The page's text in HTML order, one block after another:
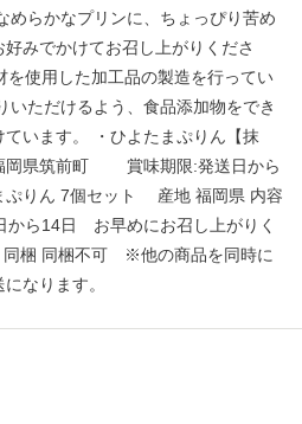
めらかなプリンに、ちょっぴり苦め
みでかけてお召し上がりくださ
を使用した加工品の製造を行ってい
いただけるよう、食品添加物をでき
います。 ・ひよたまぷりん【抹
県筑前町 賞味期限:発送日から
ぷりん 7個セット 産地 福岡県 内容
ら14日 お早めにお召し上がりく
同梱 同梱不可 ※他の商品を同時に
なります。